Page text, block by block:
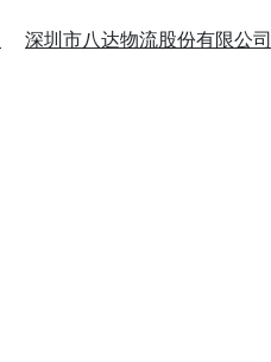
深圳市八达物流股份有限公司